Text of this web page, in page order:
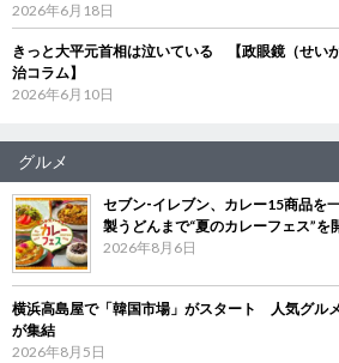
2026年6月18日
きっと大平元首相は泣いている 【政眼鏡（せい
治コラム】
2026年6月10日
グルメ
セブン‐イレブン、カレー15商品
製うどんまで“夏のカレーフェス”を
2026年8月6日
横浜高島屋で「韓国市場」がスタート 人気グル
が集結
2026年8月5日